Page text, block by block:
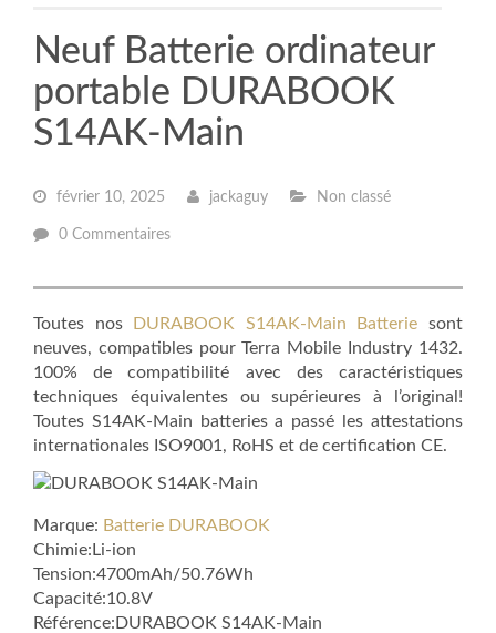
Neuf Batterie ordinateur
portable DURABOOK
S14AK-Main
février 10, 2025 jackaguy Non classé
0 Commentaires
Toutes nos DURABOOK S14AK-Main Batterie sont
neuves, compatibles pour Terra Mobile Industry 1432.
100% de compatibilité avec des caractéristiques
techniques équivalentes ou supérieures à l’original!
Toutes S14AK-Main batteries a passé les attestations
internationales ISO9001, RoHS et de certification CE.
Marque: Batterie DURABOOK
Chimie:Li-ion
Tension:4700mAh/50.76Wh
Capacité:10.8V
Référence:DURABOOK S14AK-Main